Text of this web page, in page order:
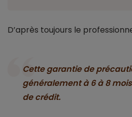
D’après toujours le
Cette garantie de
généralement à 6 à 8
de crédit.